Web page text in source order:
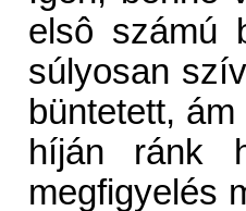
elsô számú
súlyosan
büntetett,
híján ránk
megfigyelés